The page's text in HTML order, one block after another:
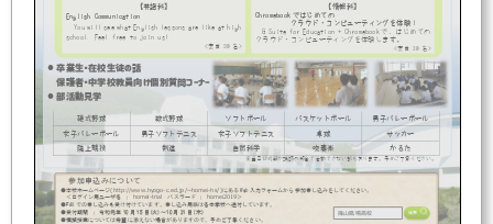
 卒業生・在校生徒の話
保護者・中学校教員向け個別質問コーナー
 部活動見学
参加申込みについて
●本校ホームページ(http://www.hyogo c.ed.jp/~homei -hs/)にある Web 入力フォームから参加申し込みをしてください。
＜ ログイン用ユーザ名 ： homei trial パスワード ： homei2019＞
● FAX での申し込みも受け付けています。申し込み用紙は各中学校へ送付しています。
●受付期間
： 令和元年 10 月 15 日 (火)～10 月 31 日 (木)
● 模擬授業については希望に添えない場合がありますので 、予めご了承ください。
篠山鳳鳴高校 検索
【英語科】
English Communication
You will see what English lessons are like at high
school.
Feel free to join us!
<定員 30 名>
硬式野球 軟式野球 ソフトボール バスケットボール 男子バレーボール
女子バレーボール
男子 ソフトテニス 女子ソフトテニス 卓球
サッカー
陸上競技
剣道 自然科学 吹奏楽 かるた
※当日公式戦や講師の都合で活動できない部もあります。予めご了承ください。
【情報科】
Chromebook ではじめての
クラウド・コンピューティング を体験！
G Suite for Education + Chromebook で、はじめての
クラウド・コンピューティング を体験します
<定員 20 名>